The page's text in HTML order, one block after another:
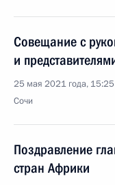
Совещание с
и
25 мая 2021 года, 15:25
Сочи
Поздравление
стран Африки